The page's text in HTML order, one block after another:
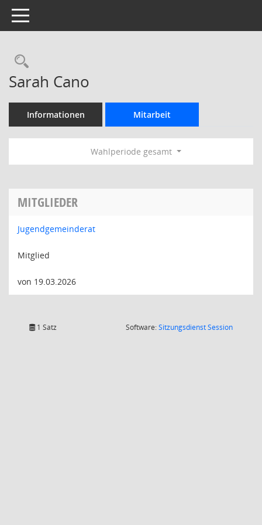
Toggle navigation
Rechercheauswahl
Sarah Cano
Informationen Mitarbeit
Wahlperiode gesamt
MITGLIEDER
Jugendgemeinderat
Mitglied
von 19.03.2026
1 Satz Software:SitzungsdienstSession(Wird in